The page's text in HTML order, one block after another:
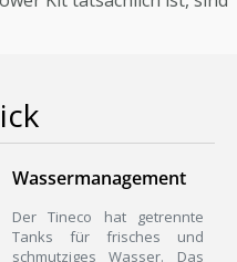
Wassermanagement
Der Tineco hat getrennte
Tanks für frisches und
schmutziges Wasser. Das